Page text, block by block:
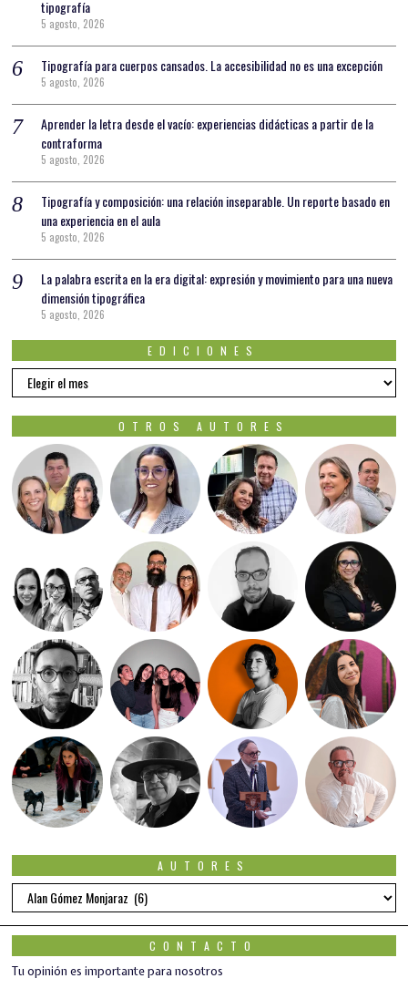
tipografía
5 agosto, 2026
Tipografía para cuerpos cansados. La accesibilidad no es una excepción
5 agosto, 2026
Aprender la letra desde el vacío: experiencias didácticas a partir de la
contraforma
5 agosto, 2026
Tipografía y composición: una relación inseparable. Un reporte basado en
una experiencia en el aula
5 agosto, 2026
La palabra escrita en la era digital: expresión y movimiento para una nueva
dimensión tipográfica
5 agosto, 2026
EDICIONES
EDICIONES
OTROS AUTORES
AUTORES
Autores
CONTACTO
Tu opinión es importante para nosotros